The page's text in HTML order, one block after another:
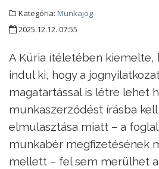
Kategória: Munkajog
2025.12.12. 07:55
A Kúria ítéletében kiemelte,
indul ki, hogy a
magatartással is létre lehet
munkaszerződést írásba
elmulasztása miatt – a
munkabér megfizetésének
mellett – fel sem merülhet